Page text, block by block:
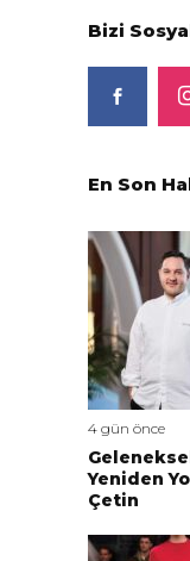
Bizi
En Son
4 gün önce
Yeniden
Çetin